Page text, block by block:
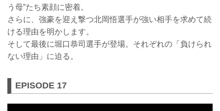
う母”たち素顔に密着。
さらに、強豪を迎え撃つ北岡悟選手が強い相手を求めて続
ける理由を明かします。
そして最後に堀口恭司選手が登場。それぞれの「負けられ
ない理由」に迫る。
EPISODE 17